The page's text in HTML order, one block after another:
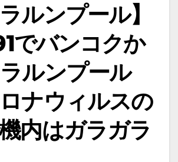
ルンプール】
でバンコクか
ルンプール
ナウィルスの
内はガラガラ